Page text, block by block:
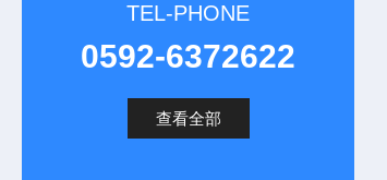
TEL-PHONE
0592-6372622
查看全部